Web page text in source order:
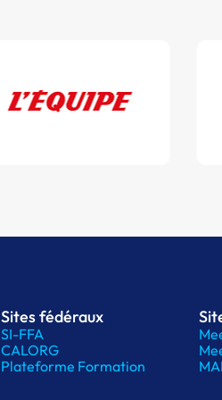
Sites fédéraux
SI-FFA
CALORG
Plateforme Formation